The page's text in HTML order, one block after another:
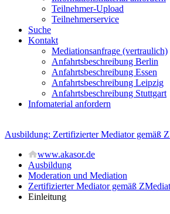
Teilnehmer-Upload
Teilnehmerservice
Suche
Kontakt
Mediationsanfrage (vertraulich)
Anfahrtsbeschreibung Berlin
Anfahrtsbeschreibung Essen
Anfahrtsbeschreibung Leipzig
Anfahrtsbeschreibung Stuttgart
Infomaterial anfordern
Ausbildung: Zertifizierter Mediator gemäß
www.akasor.de
Ausbildung
Moderation und Mediation
Zertifizierter Mediator gemäß
Einleitung